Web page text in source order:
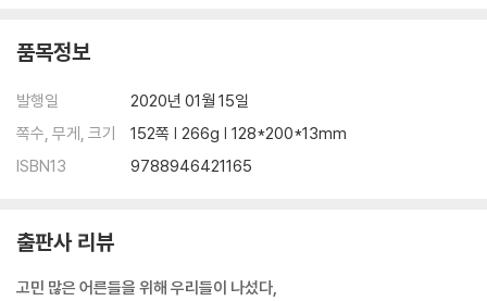
품목정보
발행일
2020년 01월 15일
쪽수, 무게, 크기
152쪽 | 266g | 128*200*13mm
ISBN13
9788946421165
출판사 리뷰
고민 많은 어른들을 위해 우리들이 나섰다,